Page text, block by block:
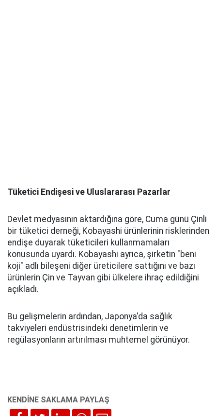
Tüketici Endişesi ve Uluslararası Pazarlar
Devlet medyasının aktardığına göre, Cuma günü Çinli
bir tüketici derneği, Kobayashi ürünlerinin risklerinden
endişe duyarak tüketicileri kullanmamaları
konusunda uyardı. Kobayashi ayrıca, şirketin "beni
koji" adlı bileşeni diğer üreticilere sattığını ve bazı
ürünlerin Çin ve Tayvan gibi ülkelere ihraç edildiğini
açıkladı.
Bu gelişmelerin ardından, Japonya'da sağlık
takviyeleri endüstrisindeki denetimlerin ve
regülasyonların artırılması muhtemel görünüyor.